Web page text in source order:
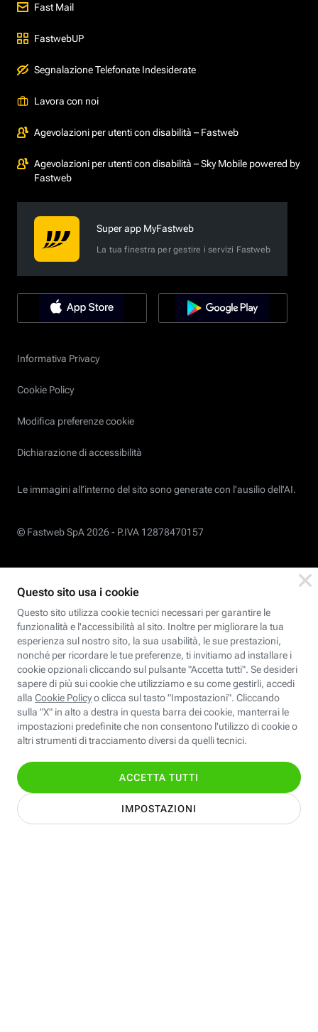
Fast Mail
FastwebUP
Segnalazione Telefonate Indesiderate
Lavora con noi
Agevolazioni per utenti con disabilità – Fastweb
Agevolazioni per utenti con disabilità – Sky Mobile powered by
Fastweb
Super app MyFastweb
La tua finestra per gestire i servizi Fastweb
Informativa Privacy
Cookie Policy
Modifica preferenze cookie
Dichiarazione di accessibilità
Le immagini all’interno del sito sono generate con l'ausilio dell'AI.
© Fastweb SpA 2026 - P.IVA 12878470157